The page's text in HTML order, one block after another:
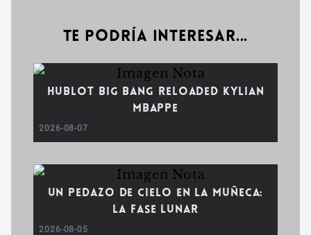
Te podría interesar...
Hublot Big Bang Reloaded Kylian
Mbappe
2026-08-07
Un pedazo de cielo en la muñeca:
la fase lunar
2026-08-05